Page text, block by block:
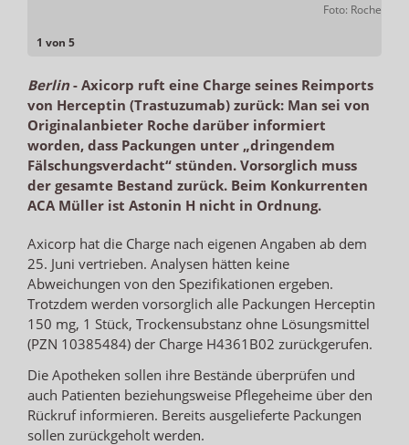
1 von 5
Foto: Roche
Berlin- Axicorp ruft eine Charge seines Reimports
von Herceptin (Trastuzumab) zurück: Man sei von
Originalanbieter Roche darüber informiert
worden, dass Packungen unter „dringendem
Fälschungsverdacht“ stünden. Vorsorglich muss
der gesamte Bestand zurück. Beim Konkurrenten
ACA Müller ist Astonin H nicht in Ordnung.
Axicorp hat die Charge nach eigenen Angaben ab dem
25. Juni vertrieben. Analysen hätten keine
Abweichungen von den Spezifikationen ergeben.
Trotzdem werden vorsorglich alle Packungen Herceptin
150 mg, 1 Stück, Trockensubstanz ohne Lösungsmittel
(PZN 10385484) der Charge H4361B02 zurückgerufen.
Die Apotheken sollen ihre Bestände überprüfen und
auch Patienten beziehungsweise Pflegeheime über den
Rückruf informieren. Bereits ausgelieferte Packungen
sollen zurückgeholt werden.